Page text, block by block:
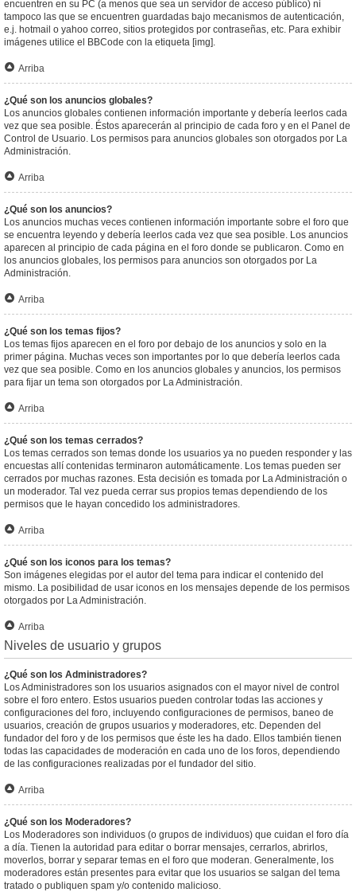
encuentren en su PC (a menos que sea un servidor de acceso público) ni
tampoco las que se encuentren guardadas bajo mecanismos de autenticación,
e.j. hotmail o yahoo correo, sitios protegidos por contraseñas, etc. Para exhibir
imágenes utilice el BBCode con la etiqueta [img].
Arriba
¿Qué son los anuncios globales?
Los anuncios globales contienen información importante y debería leerlos cada
vez que sea posible. Éstos aparecerán al principio de cada foro y en el Panel de
Control de Usuario. Los permisos para anuncios globales son otorgados por La
Administración.
Arriba
¿Qué son los anuncios?
Los anuncios muchas veces contienen información importante sobre el foro que
se encuentra leyendo y debería leerlos cada vez que sea posible. Los anuncios
aparecen al principio de cada página en el foro donde se publicaron. Como en
los anuncios globales, los permisos para anuncios son otorgados por La
Administración.
Arriba
¿Qué son los temas fijos?
Los temas fijos aparecen en el foro por debajo de los anuncios y solo en la
primer página. Muchas veces son importantes por lo que debería leerlos cada
vez que sea posible. Como en los anuncios globales y anuncios, los permisos
para fijar un tema son otorgados por La Administración.
Arriba
¿Qué son los temas cerrados?
Los temas cerrados son temas donde los usuarios ya no pueden responder y las
encuestas allí contenidas terminaron automáticamente. Los temas pueden ser
cerrados por muchas razones. Esta decisión es tomada por La Administración o
un moderador. Tal vez pueda cerrar sus propios temas dependiendo de los
permisos que le hayan concedido los administradores.
Arriba
¿Qué son los iconos para los temas?
Son imágenes elegidas por el autor del tema para indicar el contenido del
mismo. La posibilidad de usar iconos en los mensajes depende de los permisos
otorgados por La Administración.
Arriba
Niveles de usuario y grupos
¿Qué son los Administradores?
Los Administradores son los usuarios asignados con el mayor nivel de control
sobre el foro entero. Estos usuarios pueden controlar todas las acciones y
configuraciones del foro, incluyendo configuraciones de permisos, baneo de
usuarios, creación de grupos usuarios y moderadores, etc. Dependen del
fundador del foro y de los permisos que éste les ha dado. Ellos también tienen
todas las capacidades de moderación en cada uno de los foros, dependiendo
de las configuraciones realizadas por el fundador del sitio.
Arriba
¿Qué son los Moderadores?
Los Moderadores son individuos (o grupos de individuos) que cuidan el foro día
a día. Tienen la autoridad para editar o borrar mensajes, cerrarlos, abrirlos,
moverlos, borrar y separar temas en el foro que moderan. Generalmente, los
moderadores están presentes para evitar que los usuarios se salgan del tema
tratado o publiquen spam y/o contenido malicioso.